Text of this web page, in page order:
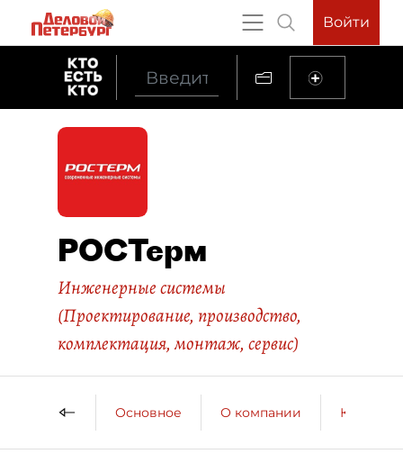
Войти
РОСТерм
Инженерные системы
(Проектирование, производство,
комплектация, монтаж, сервис)
Основное О компании